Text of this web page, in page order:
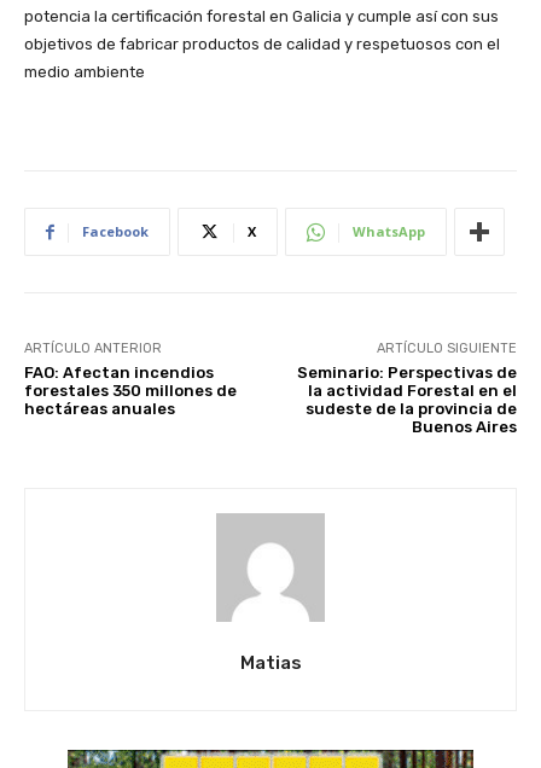
potencia la certificación forestal en Galicia y cumple así con sus
objetivos de fabricar productos de calidad y respetuosos con el
medio ambiente
Facebook X WhatsApp
ARTÍCULO ANTERIOR
FAO: Afectan incendios
forestales 350 millones de
hectáreas anuales
ARTÍCULO SIGUIENTE
Seminario: Perspectivas de
la actividad Forestal en el
sudeste de la provincia de
Buenos Aires
Matias